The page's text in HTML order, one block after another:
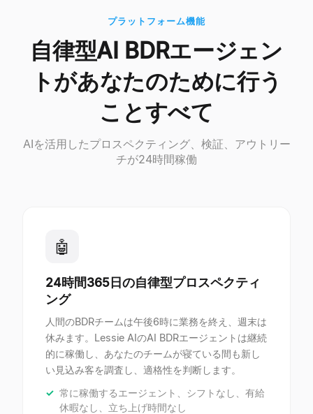
プラットフォーム機能
自律型AI BDRエージェン
トがあなたのために行う
ことすべて
AIを活用したプロスペクティング、検証、アウトリー
チが24時間稼働
🤖
24時間365日の自律型プロスペクティ
ング
人間のBDRチームは午後6時に業務を終え、週末は
休みます。Lessie AIのAI BDRエージェントは継続
的に稼働し、あなたのチームが寝ている間も新し
い見込み客を調査し、適格性を判断します。
常に稼働するエージェント、シフトなし、有給
休暇なし、立ち上げ時間なし